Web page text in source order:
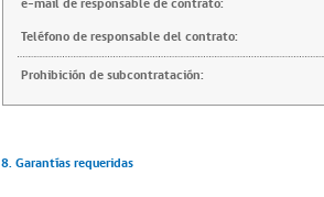
e-mail de responsable de contrato:
Teléfono de responsable del contrato:
Prohibición de subcontratación:
8. Garantías requeridas